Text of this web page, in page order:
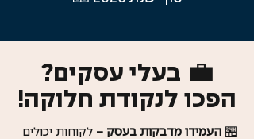
💼 בעלי עסקים?
הפכו לנקודת חלוקה!
🏪 העמידו מדבקות בעסק - לקוחות יכולים